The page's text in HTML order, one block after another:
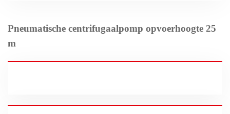
Pneumatische centrifugaalpomp opvoerhoogte 25
m